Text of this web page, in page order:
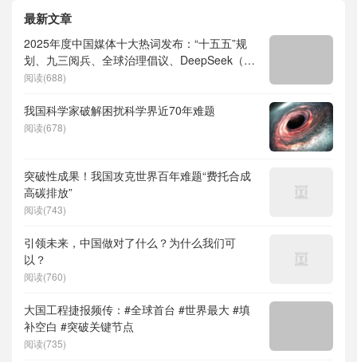
最新文章
2025年度中国媒体十大热词发布：“十五五”规
划、九三阅兵、全球治理倡议、DeepSeek（深
度求索）、人形机器人、苏超、票根经济、育
阅读(688)
我国科学家破解困扰科学界近70年难题
阅读(678)
突破性成果！我国攻克世界百年难题“费托合成
高碳排放”
阅读(743)
引领未来，中国做对了什么？为什么我们可
以？
阅读(760)
大国工程捷报频传：#全球首台 #世界最大 #填
补空白 #突破关键节点
阅读(735)